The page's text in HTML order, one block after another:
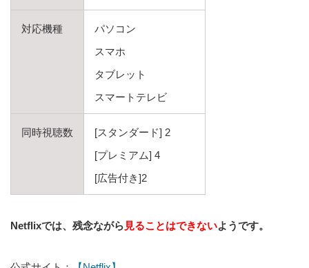
対応機種
パソコン
スマホ
タブレット
スマートテレビ
同時視聴数
[スタンダード] 2
[プレミアム] 4
[広告付き]2
Netflixでは、残念ながら 見ることはできないようです。